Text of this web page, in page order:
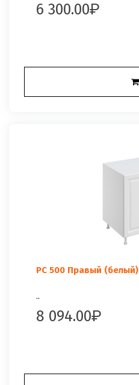
6 300.00
РС 500 Правый (белый)
..
8 094.00